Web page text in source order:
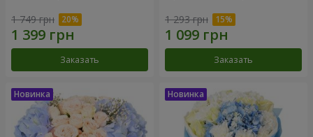
1 749 грн
Заказать
1 293 грн
Заказать